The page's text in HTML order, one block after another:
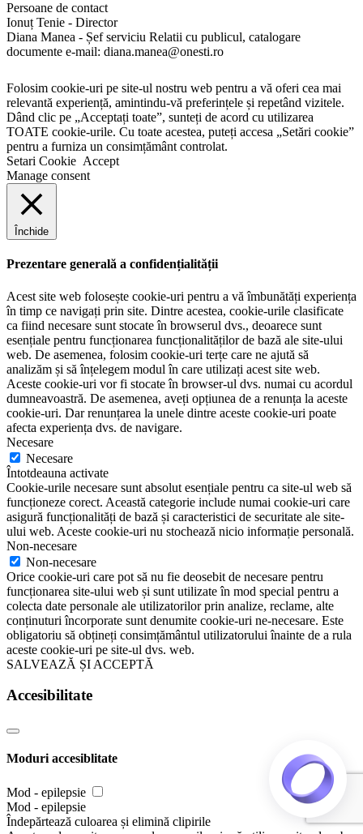
Persoane de contact
Ionuț Tenie - Director
Diana Manea - Șef serviciu Relatii cu publicul, catalogare
documente e-mail: diana.manea@onesti.ro
Folosim cookie-uri pe site-ul nostru web pentru a vă oferi cea mai
relevantă experiență, amintindu-vă preferințele și repetând vizitele.
Dând clic pe „Acceptați toate”, sunteți de acord cu utilizarea
TOATE cookie-urile. Cu toate acestea, puteți accesa „Setări cookie”
pentru a furniza un consimțământ controlat.
Setari Cookie Accept
Manage consent
Închide
Prezentare generală a confidențialității
Acest site web folosește cookie-uri pentru a vă îmbunătăți experiența
în timp ce navigați prin site. Dintre acestea, cookie-urile clasificate
ca fiind necesare sunt stocate în browserul dvs., deoarece sunt
esențiale pentru funcționarea funcționalităților de bază ale site-ului
web. De asemenea, folosim cookie-uri terțe care ne ajută să
analizăm și să înțelegem modul în care utilizați acest site web.
Aceste cookie-uri vor fi stocate în browser-ul dvs. numai cu acordul
dumneavoastră. De asemenea, aveți opțiunea de a renunța la aceste
cookie-uri. Dar renunțarea la unele dintre aceste cookie-uri poate
afecta experiența dvs. de navigare.
Necesare
Necesare
Întotdeauna activate
Cookie-urile necesare sunt absolut esențiale pentru ca site-ul web să
funcționeze corect. Această categorie include numai cookie-uri care
asigură funcționalități de bază și caracteristici de securitate ale site-
ului web. Aceste cookie-uri nu stochează nicio informație personală.
Non-necesare
Non-necesare
Orice cookie-uri care pot să nu fie deosebit de necesare pentru
funcționarea site-ului web și sunt utilizate în mod special pentru a
colecta date personale ale utilizatorilor prin analize, reclame, alte
conținuturi încorporate sunt denumite cookie-uri ne-necesare. Este
obligatoriu să obțineți consimțământul utilizatorului înainte de a rula
aceste cookie-uri pe site-ul dvs. web.
SALVEAZĂ ȘI ACCEPTĂ
Accesibilitate
Moduri accesiblitate
Mod - epilepsie
Mod - epilepsie
Îndepărtează culoarea și elimină clipirile